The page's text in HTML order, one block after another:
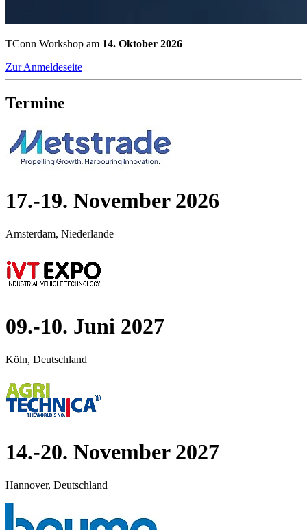
TConn Workshop am 14. Oktober 2026
Zur Anmeldeseite
Termine
17.-19. November 2026
Amsterdam, Niederlande
09.-10. Juni 2027
Köln, Deutschland
14.-20. November 2027
Hannover, Deutschland